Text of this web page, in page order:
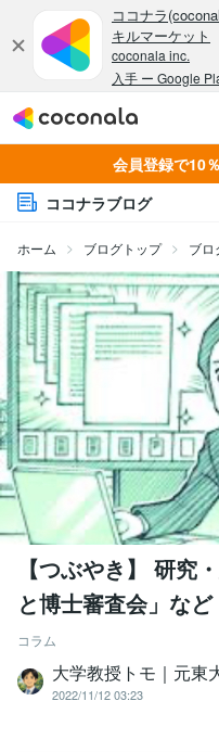
会員登録で10
ココナラブログ
ホーム ブログトップ ブロ
【つぶやき】 研究
と博士審査会」など
コラム
大学教授トモ｜元東
2022/11/12 03:23